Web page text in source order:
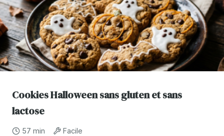
Cookies Halloween sans gluten et sans
lactose
57 min Facile